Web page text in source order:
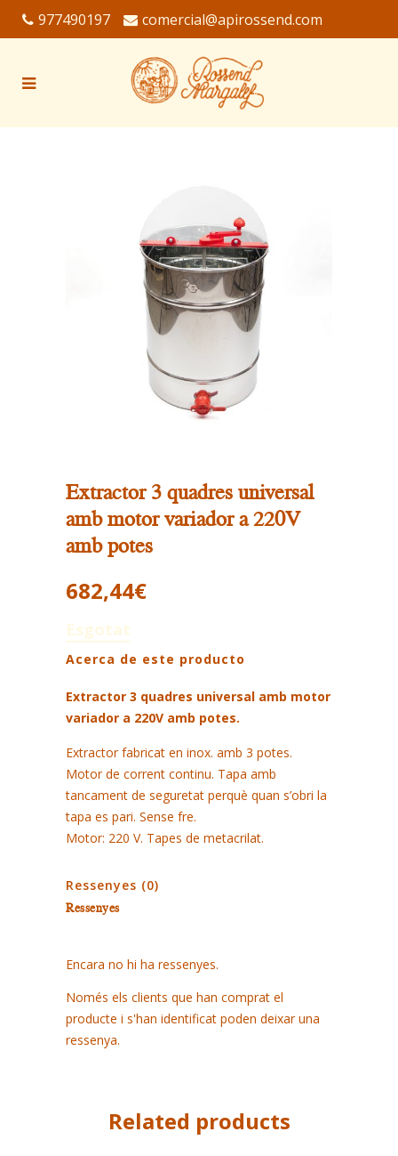
977490197 comercial@apirossend.com
Extractor 3 quadres universal
amb motor variador a 220V
amb potes
682,44€
Esgotat
Acerca de este producto
Extractor 3 quadres universal amb motor
variador a 220V amb potes.
Extractor fabricat en inox. amb 3 potes.
Motor de corrent continu. Tapa amb
tancament de seguretat perquè quan s’obri la
tapa es pari. Sense fre.
Motor: 220 V. Tapes de metacrilat.
Ressenyes (0)
Ressenyes
Encara no hi ha ressenyes.
Només els clients que han comprat el
producte i s'han identificat poden deixar una
ressenya.
Related products